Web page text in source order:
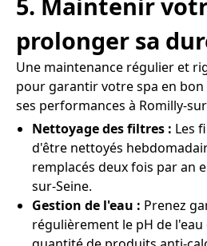
prolonger sa
Une maintenance régulier et
pour garantir votre spa en
ses performances à Romilly-
Nettoyage des filtres : Les
d'être nettoyés
remplacés deux fois par an
sur-Seine.
Gestion de l'eau : Prenez
régulièrement le pH de l'eau